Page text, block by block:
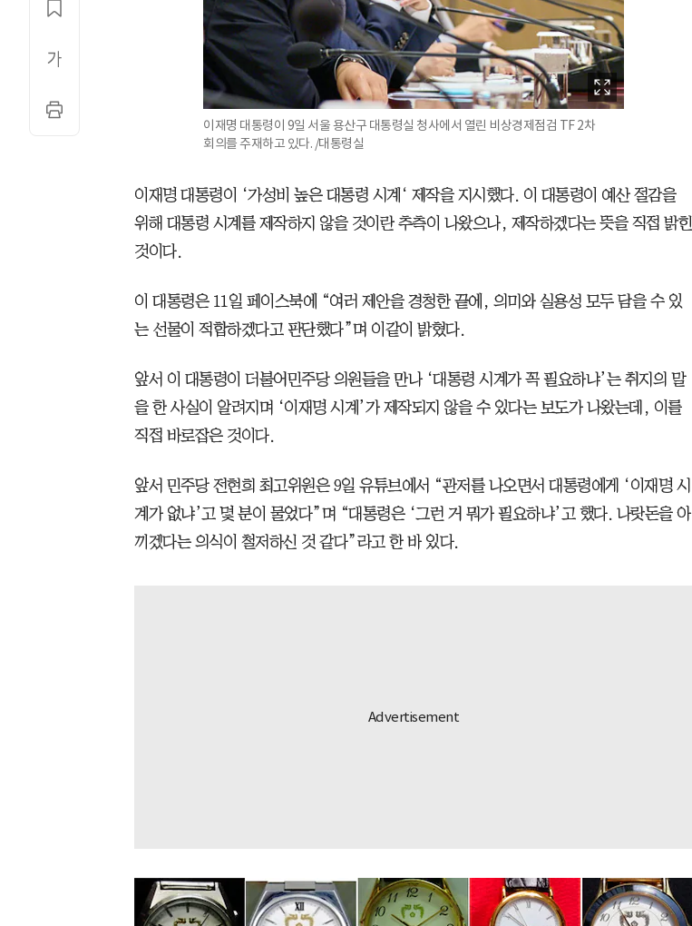
이재명 대통령이 9일 서울 용산구 대통령실 청사에서 열린 비상경제점검 TF 2차
회의를 주재하고 있다. /대통령실
이재명 대통령이 ‘가성비 높은 대통령 시계‘ 제작을 지시했다. 이 대통령이 예산 절감을
위해 대통령 시계를 제작하지 않을 것이란 추측이 나왔으나, 제작하겠다는 뜻을 직접 밝힌
것이다.
이 대통령은 11일 페이스북에 “여러 제안을 경청한 끝에, 의미와 실용성 모두 담을 수 있
는 선물이 적합하겠다고 판단했다”며 이같이 밝혔다.
앞서 이 대통령이 더불어민주당 의원들을 만나 ‘대통령 시계가 꼭 필요하냐’는 취지의 말
을 한 사실이 알려지며 ‘이재명 시계’가 제작되지 않을 수 있다는 보도가 나왔는데, 이를
직접 바로잡은 것이다.
앞서 민주당 전현희 최고위원은 9일 유튜브에서 “관저를 나오면서 대통령에게 ‘이재명 시
계가 없냐’고 몇 분이 물었다”며 “대통령은 ‘그런 거 뭐가 필요하냐’고 했다. 나랏돈을 아
끼겠다는 의식이 철저하신 것 같다”라고 한 바 있다.